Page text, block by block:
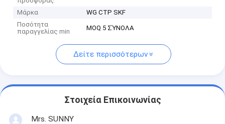
Μάρκα
WG CTP SKF
Ποσότητα
παραγγελίας min
MOQ 5 ΣΎΝΟΛΑ
Δείτε περισσότερων
Στοιχεία Επικοινωνίας
Mrs. SUNNY